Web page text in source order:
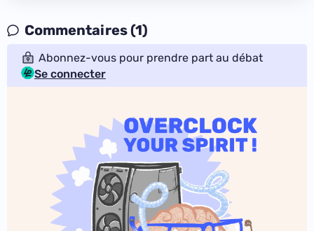
Commentaires (1)
Abonnez-vous pour prendre part au débat
Se connecter